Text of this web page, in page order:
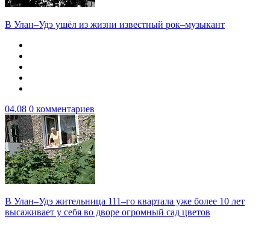
В Улан–Удэ ушёл из жизни известный рок–музыкант
04.08 0 комментариев
В Улан–Удэ жительница 111–го квартала уже более 10 лет
высаживает у себя во дворе огромный сад цветов